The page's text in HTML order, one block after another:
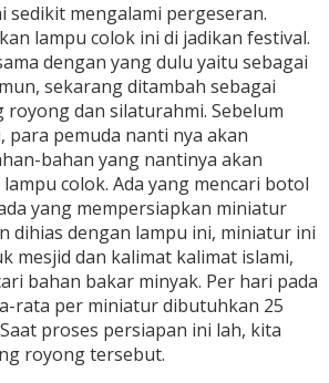
sedikit mengalami pergeseran.
lampu colok ini di jadikan festival.
dengan yang dulu yaitu sebagai
sekarang ditambah sebagai
dan silaturahmi. Sebelum
para pemuda nanti nya akan
bahan yang nantinya akan
colok. Ada yang mencari botol
yang mempersiapkan miniatur
dihias dengan lampu ini, miniatur ini
mesjid dan kalimat kalimat islami,
bahan bakar minyak. Per hari pada
rata per miniatur dibutuhkan 25
proses persiapan ini lah, kita
royong tersebut.